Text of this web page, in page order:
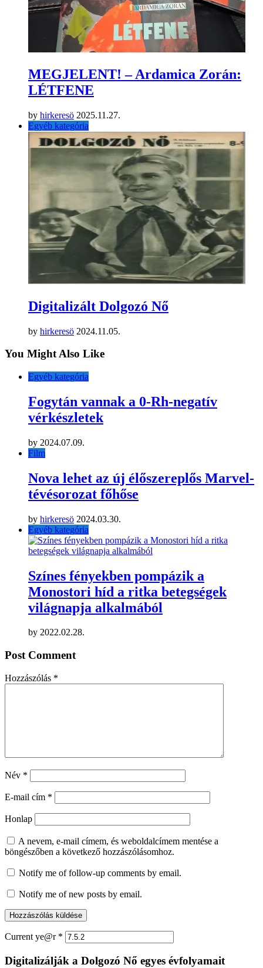
MEGJELENT! – Ardamica Zorán:
LÉTFENE
by hirkeresö 2025.11.27.
Egyéb kategória
Digitalizált Dolgozó Nő
by hirkeresö 2024.11.05.
You Might Also Like
Egyéb kategória
Fogytán vannak a 0-Rh-negatív
vérkészletek
by 2024.07.09.
Film
Nova lehet az új élőszereplős Marvel-
tévésorozat főhőse
by hirkeresö 2024.03.30.
Egyéb kategória
Színes fényekben pompázik a
Monostori híd a ritka betegségek
világnapja alkalmából
by 2022.02.28.
Post Comment
Hozzászólás *
Név *
E-mail cím *
Honlap
A nevem, e-mail címem, és weboldalcímem mentése a
böngészőben a következő hozzászólásomhoz.
Notify me of follow-up comments by email.
Notify me of new posts by email.
Current ye@r *
Digitalizálják a Dolgozó Nő egyes évfolyamait